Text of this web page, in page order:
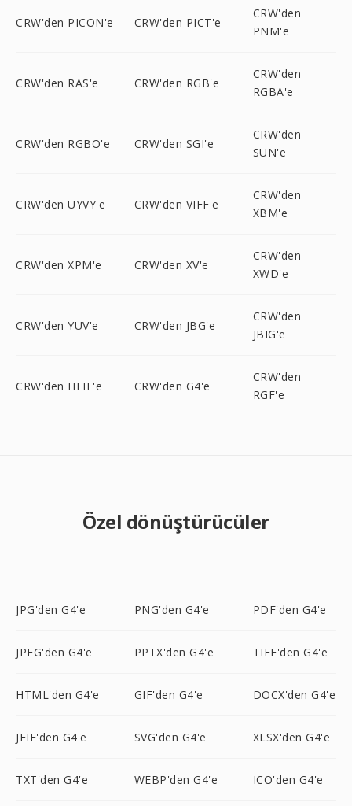
CRW'den PICON'e CRW'den PICT'e
CRW'den
PNM'e
CRW'den RAS'e CRW'den RGB'e
CRW'den
RGBA'e
CRW'den RGBO'e CRW'den SGI'e
CRW'den
SUN'e
CRW'den UYVY'e CRW'den VIFF'e
CRW'den
XBM'e
CRW'den XPM'e CRW'den XV'e
CRW'den
XWD'e
CRW'den YUV'e CRW'den JBG'e
CRW'den
JBIG'e
CRW'den HEIF'e CRW'den G4'e
CRW'den
RGF'e
Özel dönüştürücüler
JPG'den G4'e PNG'den G4'e PDF'den G4'e
JPEG'den G4'e PPTX'den G4'e TIFF'den G4'e
HTML'den G4'e GIF'den G4'e DOCX'den G4'e
JFIF'den G4'e SVG'den G4'e XLSX'den G4'e
TXT'den G4'e WEBP'den G4'e ICO'den G4'e